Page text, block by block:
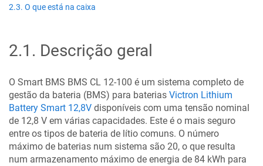
2.3. O que está na caixa
2.1 . Descrição geral
O Smart BMS BMS CL 12-100 é um sistema completo de
gestão da bateria (BMS) para baterias Victron Lithium
Battery Smart 12,8V disponíveis com uma tensão nominal
de 12,8 V em várias capacidades. Este é o mais seguro
entre os tipos de bateria de lítio comuns. O número
máximo de baterias num sistema são 20, o que resulta
num armazenamento máximo de energia de 84 kWh para